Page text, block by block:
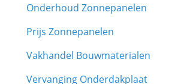
Onderhoud Zonnepanelen
Prijs Zonnepanelen
Vakhandel Bouwmaterialen
Vervanging Onderdakplaat